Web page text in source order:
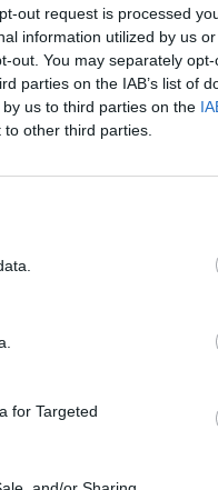
out request is processed
information utilized by us
out. You may separately
parties on the IAB’s list of
us to third parties on the
other third parties.
for Targeted
e Spillare